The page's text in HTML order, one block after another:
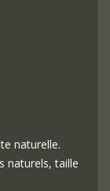
naturelle.
naturels, taille